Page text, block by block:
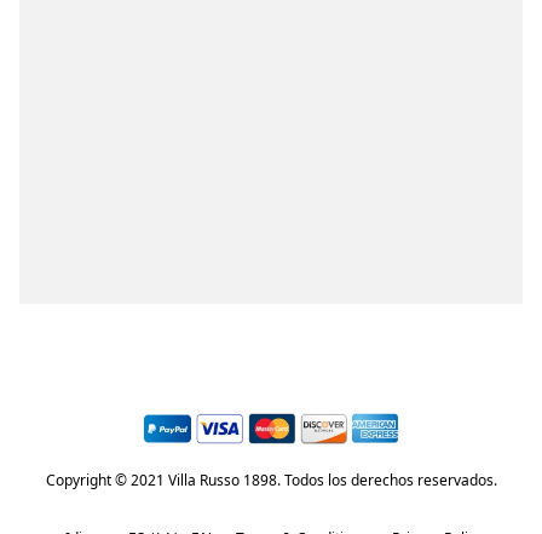
Copyright © 2021 Villa Russo 1898. Todos los derechos reservados.